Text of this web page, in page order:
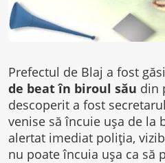
Prefectul de Blaj a fost
de beat în biroul său din
descoperit a fost
venise să încuie uşa de la
alertat imediat poliţia,
nu poate încuia uşa ca să